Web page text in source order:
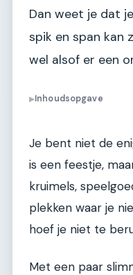
Dan weet je dat
spik en span kan
wel alsof er een
▶Inhoudsopgave
Je bent niet de
is een feestje,
kruimels,
plekken waar je
hoef je niet te
Met een paar